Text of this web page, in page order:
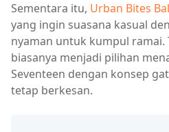
Sementara itu, Urban Bites
yang ingin suasana kasual
nyaman untuk kumpul ramai.
biasanya menjadi pilihan
Seventeen dengan konsep
tetap berkesan.